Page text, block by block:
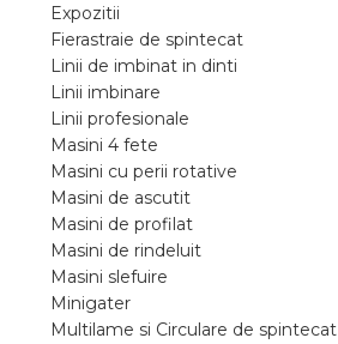
Expozitii
Fierastraie de spintecat
Linii de imbinat in dinti
Linii imbinare
Linii profesionale
Masini 4 fete
Masini cu perii rotative
Masini de ascutit
Masini de profilat
Masini de rindeluit
Masini slefuire
Minigater
Multilame si Circulare de spintecat